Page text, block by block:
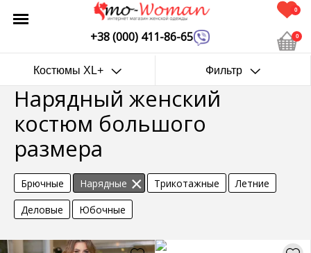
+38 (000) 411-86-65
0
0
Костюмы XL+ Фильтр
Нарядный женский
костюм большого
размера
Брючные Нарядные Трикотажные
Летние
Деловые
Юбочные